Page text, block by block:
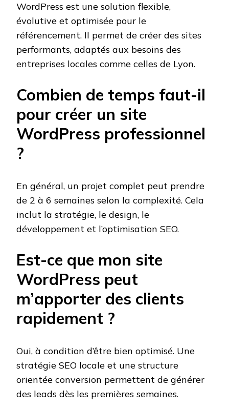
WordPress est une solution flexible,
évolutive et optimisée pour le
référencement. Il permet de créer des sites
performants, adaptés aux besoins des
entreprises locales comme celles de Lyon.
Combien de temps faut-il
pour créer un site
WordPress professionnel
?
En général, un projet complet peut prendre
de 2 à 6 semaines selon la complexité. Cela
inclut la stratégie, le design, le
développement et l’optimisation SEO.
Est-ce que mon site
WordPress peut
m’apporter des clients
rapidement ?
Oui, à condition d’être bien optimisé. Une
stratégie SEO locale et une structure
orientée conversion permettent de générer
des leads dès les premières semaines.